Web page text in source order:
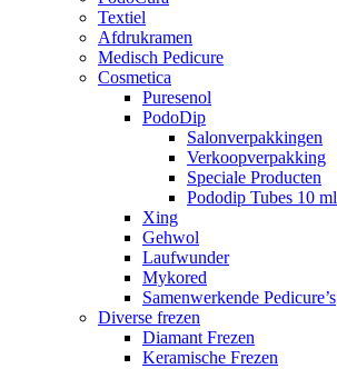
Textiel
Afdrukramen
Medisch Pedicure
Cosmetica
Puresenol
PodoDip
Salonverpakkingen
Verkoopverpakking
Speciale Producten
Pododip Tubes 10 ml
Xing
Gehwol
Laufwunder
Mykored
Samenwerkende Pedicure’s
Diverse frezen
Diamant Frezen
Keramische Frezen